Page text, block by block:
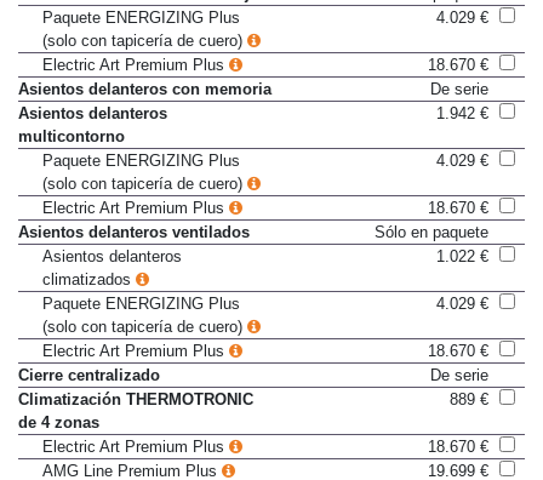
Asientos delanteros con masaje
Sólo en paquete
Paquete ENERGIZING Plus
(solo con tapicería de cuero)
Electric Art Premium Plus
18.670 €
Asientos delanteros con memoria
De serie
Asientos delanteros
multicontorno
Paquete ENERGIZING Plus
(solo con tapicería de cuero)
Electric Art Premium Plus
18.670 €
Asientos delanteros ventilados
Sólo en paquete
Asientos delanteros
climatizados
Paquete ENERGIZING Plus
(solo con tapicería de cuero)
Electric Art Premium Plus
18.670 €
Cierre centralizado
De serie
Climatización THERMOTRONIC
de 4 zonas
Electric Art Premium Plus
18.670 €